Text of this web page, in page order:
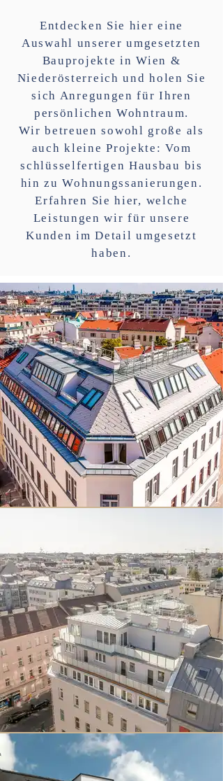
Entdecken Sie hier eine
Auswahl unserer umgesetzten
Bauprojekte in Wien &
Niederösterreich und holen Sie
sich Anregungen für Ihren
persönlichen Wohntraum.
Wir betreuen sowohl große als
auch kleine Projekte: Vom
schlüsselfertigen Hausbau bis
hin zu Wohnungssanierungen.
Erfahren Sie hier, welche
Leistungen wir für unsere
Kunden im Detail umgesetzt
haben.